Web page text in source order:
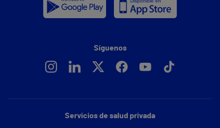
Servicios de salud privada
Síguenos